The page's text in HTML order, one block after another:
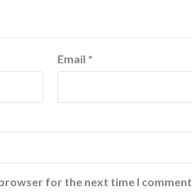
Email *
for the next time I comment.